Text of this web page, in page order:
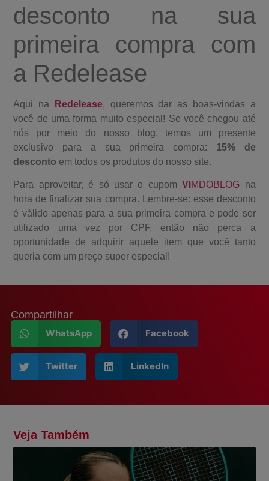
desconto na sua
primeira compra com
a Redelease
Aqui na Redelease, queremos dar as boas-vindas a
você de uma forma muito especial! Se você chegou até
nós por meio do nosso blog, temos um presente
exclusivo para a sua primeira compra: 15% de
desconto em todos os produtos do nosso site.
Para aproveitar, é só usar o cupomVI MDOBLOG na
hora de finalizar sua compra. Lembre-se: esse desconto
é válido apenas para a sua primeira compra e pode ser
utilizado uma vez por CPF, então não perca a
oportunidade de adquirir aquele item que você tanto
queria com um preço super especial!
Compartilhar
WhatsApp Facebook
Twitter LinkedIn
Veja Também